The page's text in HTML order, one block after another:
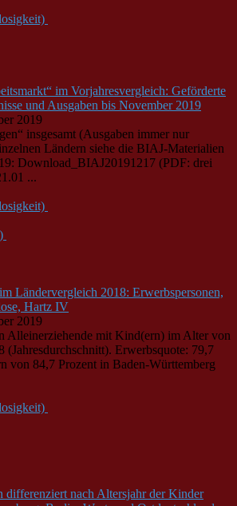
im Vorjahresvergleich: Geförderte
und Ausgaben bis November 2019
2019
insgesamt (Ausgaben immer nur
Ländern siehe die BIAJ-Materialien
Download_BIAJ20191217 (PDF: drei
...
Ländervergleich 2018: Erwerbspersonen,
Hartz IV
2019
Alleinerziehende mit Kind(ern) im Alter von
(Jahresdurchschnitt). Erwerbsquote: 79,7
n von 84,7 Prozent in Baden-Württemberg
differenziert nach Altersjahr der Kinder